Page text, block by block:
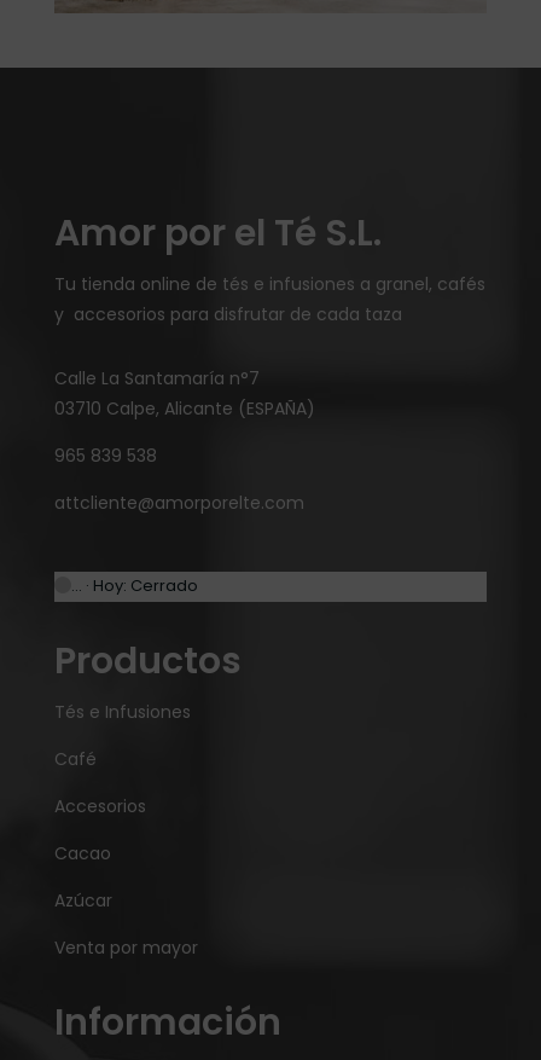
Amor por el Té S.L.
Tu tienda online de tés e infusiones a granel, cafés
y accesorios para disfrutar de cada taza
Calle La Santamaría n°7
03710 Calpe, Alicante (ESPAÑA)
965 839 538
attcliente@amorporelte.com
… · Hoy: Cerrado
Productos
Tés e Infusiones
Café
Accesorios
Cacao
Azúcar
Venta por mayor
Información